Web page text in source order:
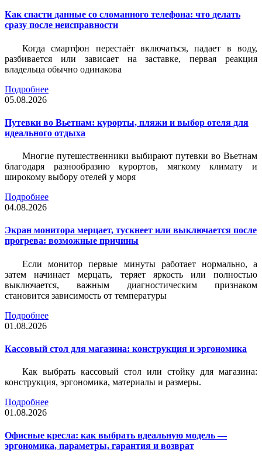
Как спасти данные со сломанного телефона: что делать
сразу после неисправности
Когда смартфон перестаёт включаться, падает в воду,
разбивается или зависает на заставке, первая реакция
владельца обычно одинакова
Подробнее
05.08.2026
Путевки во Вьетнам: курорты, пляжи и выбор отеля для
идеального отдыха
Многие путешественники выбирают путевки во Вьетнам
благодаря разнообразию курортов, мягкому климату и
широкому выбору отелей у моря
Подробнее
04.08.2026
Экран монитора мерцает, тускнеет или выключается после
прогрева: возможные причины
Если монитор первые минуты работает нормально, а
затем начинает мерцать, теряет яркость или полностью
выключается, важным диагностическим признаком
становится зависимость от температуры
Подробнее
01.08.2026
Кассовый стол для магазина: конструкция и эргономика
Как выбрать кассовый стол или стойку для магазина:
конструкция, эргономика, материалы и размеры.
Подробнее
01.08.2026
Офисные кресла: как выбрать идеальную модель —
эргономика, параметры, гарантия и возврат